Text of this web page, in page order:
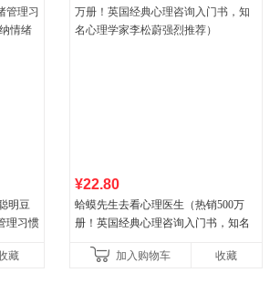
明豆
理习惯
藏
¥22.80
蛤蟆先生去看心理医生（热销500万
册！英国经典心理咨询入门书，知名
加入购物车
收藏